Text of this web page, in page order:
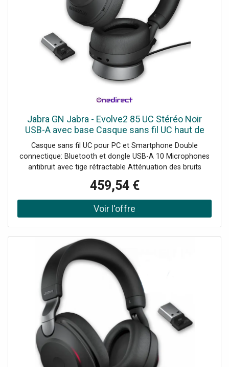
Jabra GN Jabra - Evolve2 85 UC Stéréo Noir
USB-A avec base Casque sans fil UC haut de
gamme pour PC et téléphone portable avec
connexion dongle USB-A et base
Casque sans fil UC pour PC et Smartphone Double
connectique: Bluetooth et dongle USB-A 10 Microphones
antibruit avec tige rétractable Atténuation des bruits
Compatible avec tous les Softphones du marché
459,54 €